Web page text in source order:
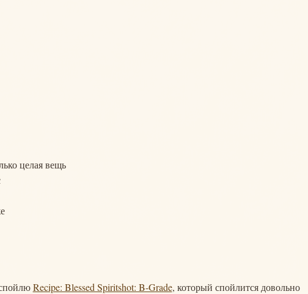
целая вещь
Recipe: Blessed Spiritshot: B-Grade, который спойлится довольно